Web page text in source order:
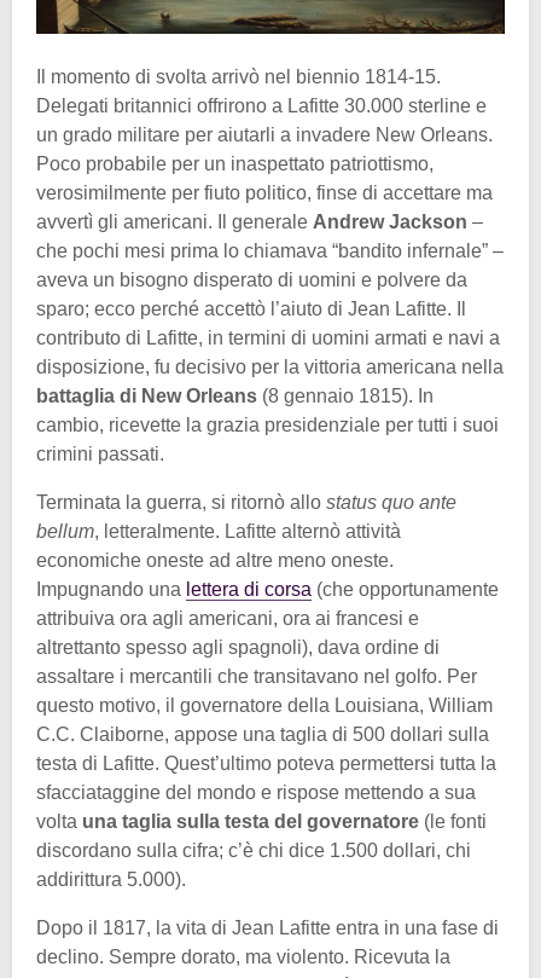
Il momento di svolta arrivò nel biennio 1814-15.
Delegati britannici offrirono a Lafitte 30.000 sterline e
un grado militare per aiutarli a invadere New Orleans.
Poco probabile per un inaspettato patriottismo,
verosimilmente per fiuto politico, finse di accettare ma
avvertì gli americani. Il generale Andrew Jackson –
che pochi mesi prima lo chiamava “bandito infernale” –
aveva un bisogno disperato di uomini e polvere da
sparo; ecco perché accettò l’aiuto di Jean Lafitte. Il
contributo di Lafitte, in termini di uomini armati e navi a
disposizione, fu decisivo per la vittoria americana nella
battaglia di New Orleans (8 gennaio 1815). In
cambio, ricevette la grazia presidenziale per tutti i suoi
crimini passati.
Terminata la guerra, si ritornò allo status quo ante
bellum, letteralmente. Lafitte alternò attività
economiche oneste ad altre meno oneste.
Impugnando una lettera di corsa (che opportunamente
attribuiva ora agli americani, ora ai francesi e
altrettanto spesso agli spagnoli), dava ordine di
assaltare i mercantili che transitavano nel golfo. Per
questo motivo, il governatore della Louisiana, William
C.C. Claiborne, appose una taglia di 500 dollari sulla
testa di Lafitte. Quest’ultimo poteva permettersi tutta la
sfacciataggine del mondo e rispose mettendo a sua
volta una taglia sulla testa del governatore (le fonti
discordano sulla cifra; c’è chi dice 1.500 dollari, chi
addirittura 5.000).
Dopo il 1817, la vita di Jean Lafitte entra in una fase di
declino. Sempre dorato, ma violento. Ricevuta la